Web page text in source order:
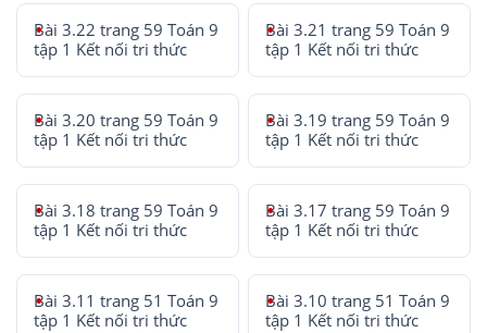
Bài 3.22 trang 59 Toán 9
tập 1 Kết nối tri thức
Bài 3.21 trang 59 Toán 9
tập 1 Kết nối tri thức
Bài 3.20 trang 59 Toán 9
tập 1 Kết nối tri thức
Bài 3.19 trang 59 Toán 9
tập 1 Kết nối tri thức
Bài 3.18 trang 59 Toán 9
tập 1 Kết nối tri thức
Bài 3.17 trang 59 Toán 9
tập 1 Kết nối tri thức
Bài 3.11 trang 51 Toán 9
tập 1 Kết nối tri thức
Bài 3.10 trang 51 Toán 9
tập 1 Kết nối tri thức